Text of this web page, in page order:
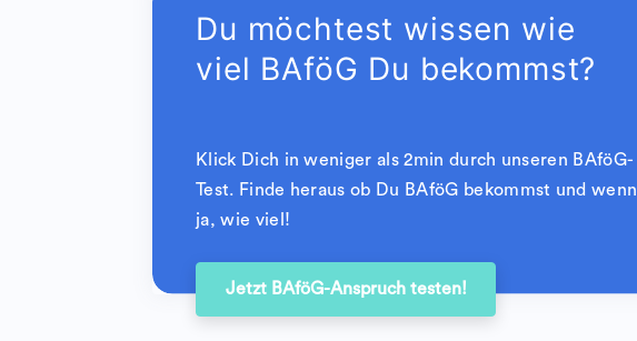
Du möchtest wissen wie
viel BAföG Du bekommst?
Klick Dich in weniger als 2min durch unseren BAföG-
Test. Finde heraus ob Du BAföG bekommst und wenn
ja, wie viel!
Jetzt BAföG-Anspruch testen!